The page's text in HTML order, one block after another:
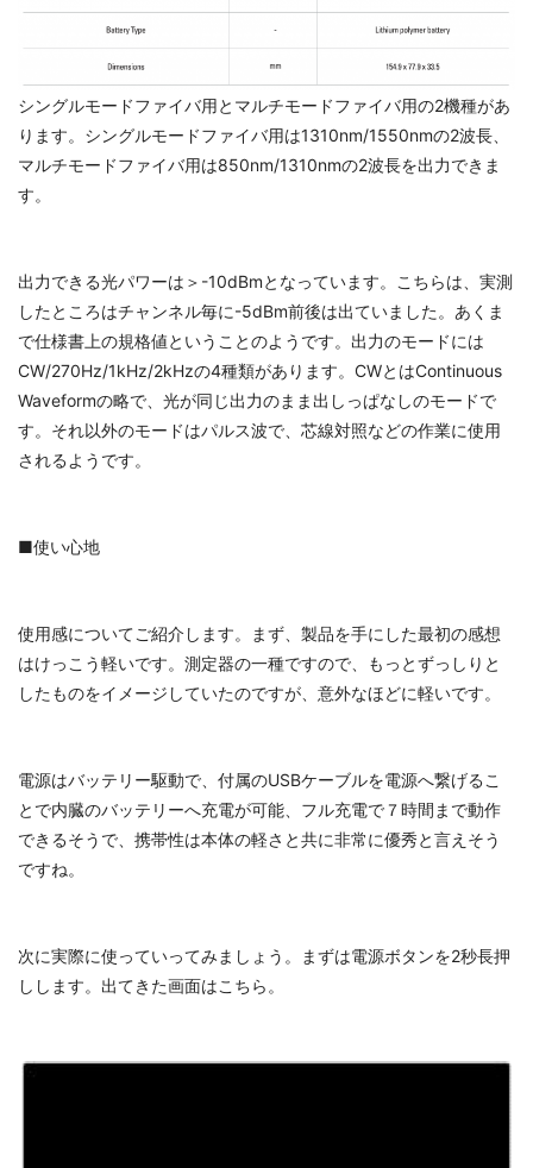
シングルモードファイバ用とマルチモードファイバ用の2機種があ
ります。シングルモードファイバ用は1310nm/1550nmの2波長、
マルチモードファイバ用は850nm/1310nmの2波長を出力できま
す。
出力できる光パワーは＞-10dBmとなっています。こちらは、実測
したところはチャンネル毎に-5dBm前後は出ていました。あくま
で仕様書上の規格値ということのようです。出力のモードには
CW/270Hz/1kHz/2kHzの4種類があります。CWとはContinuous
Waveformの略で、光が同じ出力のまま出しっぱなしのモードで
す。それ以外のモードはパルス波で、芯線対照などの作業に使用
されるようです。
■使い心地
使用感についてご紹介します。まず、製品を手にした最初の感想
はけっこう軽いです。測定器の一種ですので、もっとずっしりと
したものをイメージしていたのですが、意外なほどに軽いです。
電源はバッテリー駆動で、付属のUSBケーブルを電源へ繋げるこ
とで内臓のバッテリーへ充電が可能、フル充電で７時間まで動作
できるそうで、携帯性は本体の軽さと共に非常に優秀と言えそう
ですね。
次に実際に使っていってみましょう。まずは電源ボタンを2秒長押
しします。出てきた画面はこちら。